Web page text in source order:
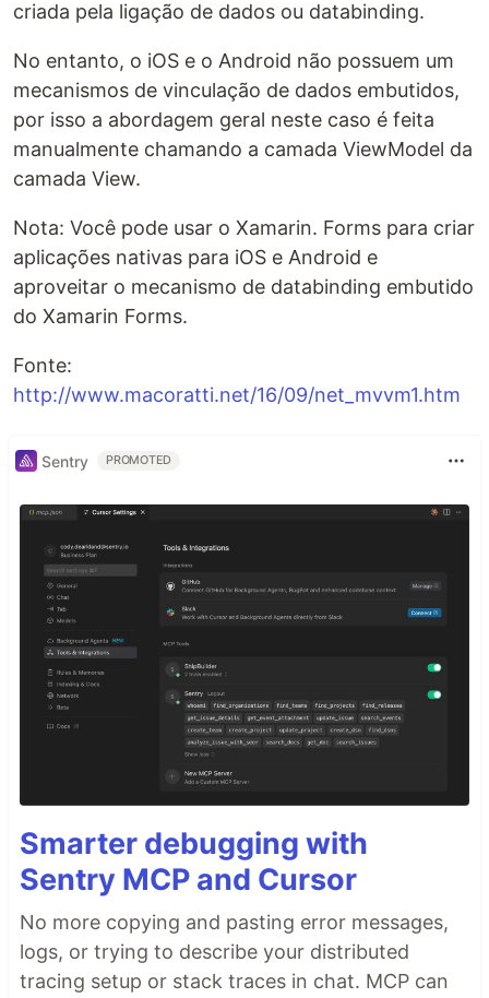
criada pela ligação de dados ou databinding.
No entanto, o iOS e o Android não possuem um
mecanismos de vinculação de dados embutidos,
por isso a abordagem geral neste caso é feita
manualmente chamando a camada ViewModel da
camada View.
Nota: Você pode usar o Xamarin. Forms para criar
aplicações nativas para iOS e Android e
aproveitar o mecanismo de databinding embutido
do Xamarin Forms.
Fonte:
http://www.macoratti.net/16/09/net_mvvm1.htm
Sentry PROMOTED
Smarter debugging with
Sentry MCP and Cursor
No more copying and pasting error messages,
logs, or trying to describe your distributed
tracing setup or stack traces in chat. MCP can